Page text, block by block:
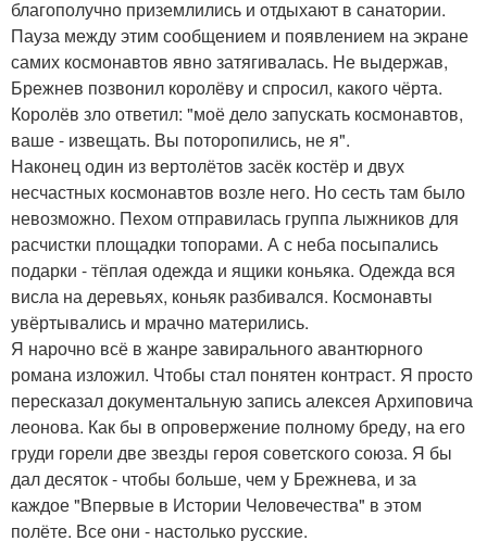
благополучно приземлились и отдыхают в санатории.
Пауза между этим сообщением и появлением на экране
самих космонавтов явно затягивалась. Не выдержав,
Брежнев позвонил королёву и спросил, какого чёрта.
Королёв зло ответил: "моё дело запускать космонавтов,
ваше - извещать. Вы поторопились, не я".
Наконец один из вертолётов засёк костёр и двух
несчастных космонавтов возле него. Но сесть там было
невозможно. Пехом отправилась группа лыжников для
расчистки площадки топорами. А с неба посыпались
подарки - тёплая одежда и ящики коньяка. Одежда вся
висла на деревьях, коньяк разбивался. Космонавты
увёртывались и мрачно матерились.
Я нарочно всё в жанре завирального авантюрного
романа изложил. Чтобы стал понятен контраст. Я просто
пересказал документальную запись алексея Архиповича
леонова. Как бы в опровержение полному бреду, на его
груди горели две звезды героя советского союза. Я бы
дал десяток - чтобы больше, чем у Брежнева, и за
каждое "Впервые в Истории Человечества" в этом
полёте. Все они - настолько русские.